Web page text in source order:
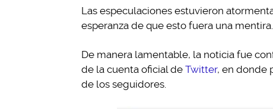
Las especulaciones estuvieron
esperanza de que esto fuera una mentira.
De manera lamentable, la noticia fue
de la cuenta oficial de Twitter, en donde
de los seguidores.